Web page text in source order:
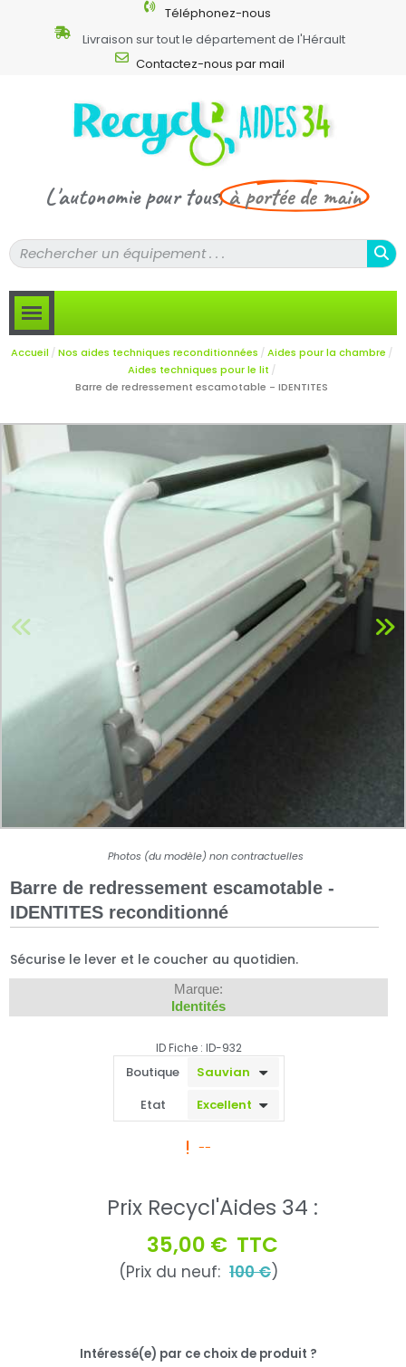
Téléphonez-nous
Livraison sur tout le département de l'Hérault
Contactez-nous par mail
L'autonomie pour tous,à portée de main
Accueil Nos aides techniques reconditionnées
Aides pour la chambre
Aides techniques pour le lit
Barre de redressement escamotable - IDENTITES
Photos (du modèle) non contractuelles
Barre de redressement escamotable -
IDENTITES reconditionné
Sécurise le lever et le coucher au quotidien.
Marque:
Identités
ID Fiche : ID-932
Boutique
Etat
--
Prix Recycl'Aides 34 :
35,00 € TTC
(Prix du neuf: 100 €)
Intéressé(e) par ce choix de produit ?